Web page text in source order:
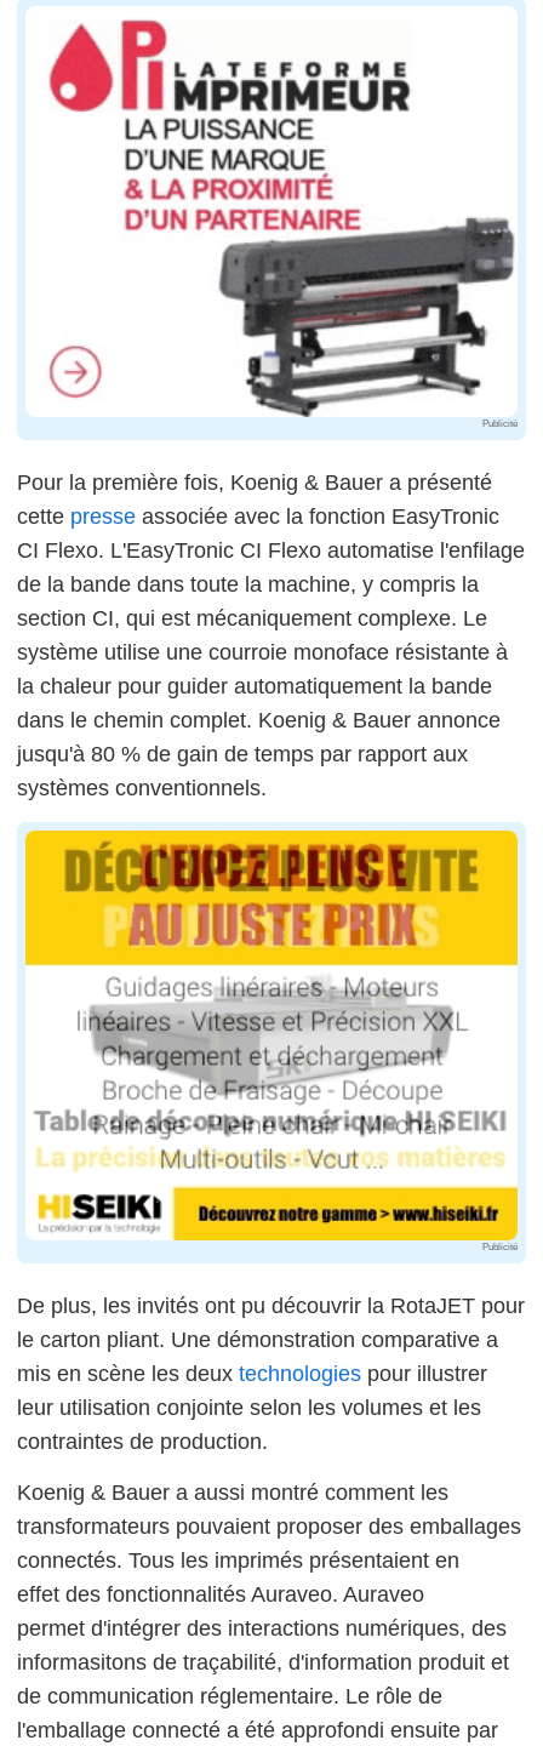
Publicité
Pour la première fois, Koenig & Bauer a présenté
cette presse associée avec la fonction EasyTronic
CI Flexo. L'EasyTronic CI Flexo automatise l'enfilage
de la bande dans toute la machine, y compris la
section CI, qui est mécaniquement complexe. Le
système utilise une courroie monoface résistante à
la chaleur pour guider automatiquement la bande
dans le chemin complet. Koenig & Bauer annonce
jusqu'à 80 % de gain de temps par rapport aux
systèmes conventionnels.
Publicité
De plus, les invités ont pu découvrir la RotaJET pour
le carton pliant. Une démonstration comparative a
mis en scène les deux technologies pour illustrer
leur utilisation conjointe selon les volumes et les
contraintes de production.
Koenig & Bauer a aussi montré comment les
transformateurs pouvaient proposer des emballages
connectés. Tous les imprimés présentaient en
effet des fonctionnalités Auraveo. Auraveo
permet d'intégrer des interactions numériques, des
informasitons de traçabilité, d'information produit et
de communication réglementaire. Le rôle de
l'emballage connecté a été approfondi ensuite par